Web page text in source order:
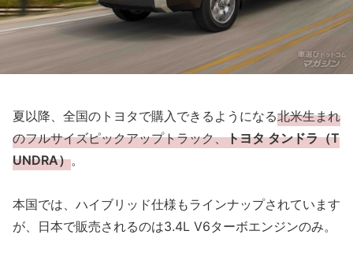
夏以降、全国のトヨタで購入できるようになる北米生まれ
のフルサイズピックアップトラック、トヨタ タンドラ（T
UNDRA）。
本国では、ハイブリッド仕様もラインナップされています
が、日本で販売されるのは3.4L V6ターボエンジンのみ。